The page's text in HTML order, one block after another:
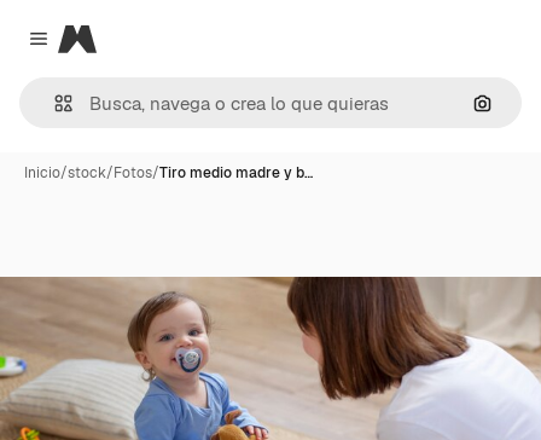
Close menu
Magnific
Inicio/stock/Fotos/Tiro medio madre y b…